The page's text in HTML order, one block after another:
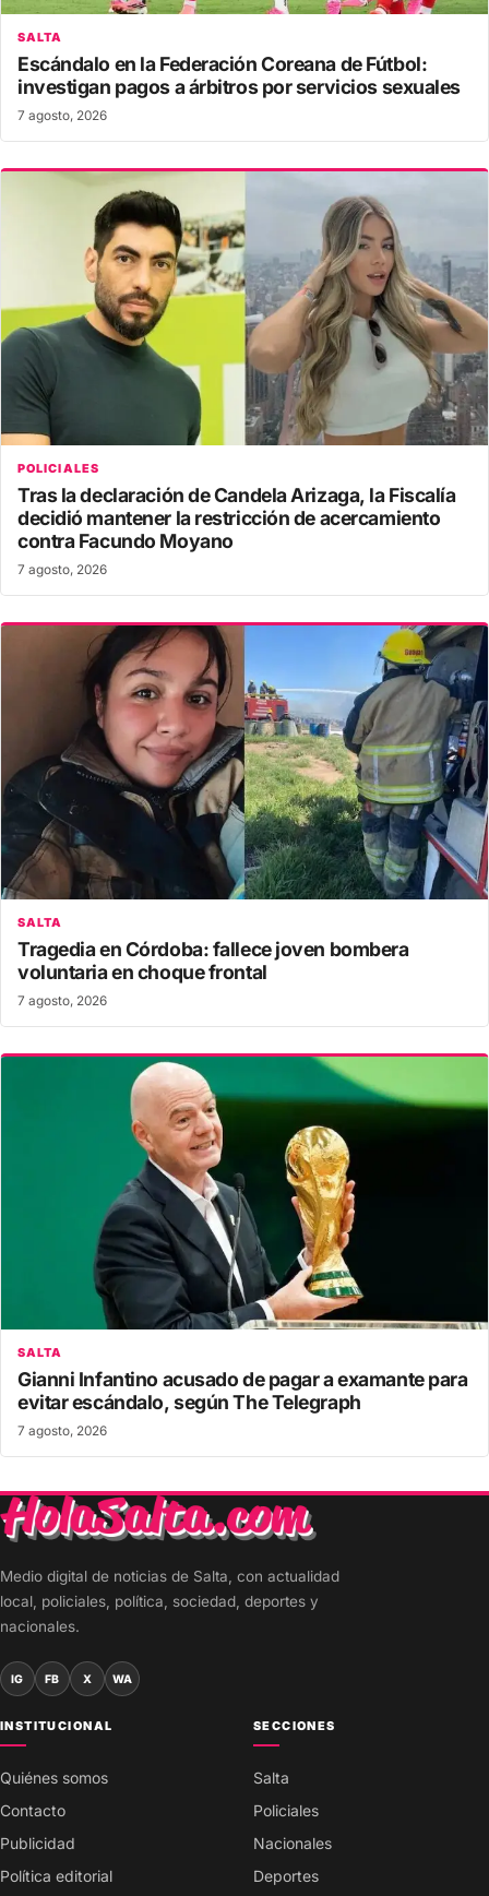
SALTA
Escándalo en la Federación Coreana de Fútbol:
investigan pagos a árbitros por servicios sexuales
7 agosto, 2026
POLICIALES
Tras la declaración de Candela Arizaga, la Fiscalía
decidió mantener la restricción de acercamiento
contra Facundo Moyano
7 agosto, 2026
SALTA
Tragedia en Córdoba: fallece joven bombera
voluntaria en choque frontal
7 agosto, 2026
SALTA
Gianni Infantino acusado de pagar a examante para
evitar escándalo, según The Telegraph
7 agosto, 2026
Medio digital de noticias de Salta, con actualidad
local, policiales, política, sociedad, deportes y
nacionales.
IG FB X WA
INSTITUCIONAL
Quiénes somos
Contacto
Publicidad
Política editorial
SECCIONES
Salta
Policiales
Nacionales
Deportes